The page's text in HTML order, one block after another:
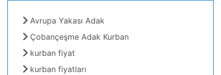
Avrupa Yakası Adak
Çobançeşme Adak Kurban
kurban fiyat
kurban fiyatları